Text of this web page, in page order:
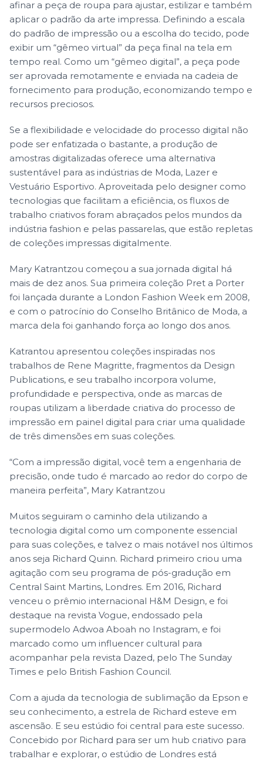
afinar a peça de roupa para ajustar, estilizar e também
aplicar o padrão da arte impressa. Definindo a escala
do padrão de impressão ou a escolha do tecido, pode
exibir um “gêmeo virtual” da peça final na tela em
tempo real. Como um “gêmeo digital”, a peça pode
ser aprovada remotamente e enviada na cadeia de
fornecimento para produção, economizando tempo e
recursos preciosos.
Se a flexibilidade e velocidade do processo digital não
pode ser enfatizada o bastante, a produção de
amostras digitalizadas oferece uma alternativa
sustentável para as indústrias de Moda, Lazer e
Vestuário Esportivo. Aproveitada pelo designer como
tecnologias que facilitam a eficiência, os fluxos de
trabalho criativos foram abraçados pelos mundos da
indústria fashion e pelas passarelas, que estão repletas
de coleções impressas digitalmente.
Mary Katrantzou começou a sua jornada digital há
mais de dez anos. Sua primeira coleção Pret a Porter
foi lançada durante a London Fashion Week em 2008,
e com o patrocínio do Conselho Britânico de Moda, a
marca dela foi ganhando força ao longo dos anos.
Katrantou apresentou coleções inspiradas nos
trabalhos de Rene Magritte, fragmentos da Design
Publications, e seu trabalho incorpora volume,
profundidade e perspectiva, onde as marcas de
roupas utilizam a liberdade criativa do processo de
impressão em painel digital para criar uma qualidade
de três dimensões em suas coleções.
“Com a impressão digital, você tem a engenharia de
precisão, onde tudo é marcado ao redor do corpo de
maneira perfeita”, Mary Katrantzou
Muitos seguiram o caminho dela utilizando a
tecnologia digital como um componente essencial
para suas coleções, e talvez o mais notável nos últimos
anos seja Richard Quinn. Richard primeiro criou uma
agitação com seu programa de pós-gradução em
Central Saint Martins, Londres. Em 2016, Richard
venceu o prêmio internacional H&M Design, e foi
destaque na revista Vogue, endossado pela
supermodelo Adwoa Aboah no Instagram, e foi
marcado como um influencer cultural para
acompanhar pela revista Dazed, pelo The Sunday
Times e pelo British Fashion Council.
Com a ajuda da tecnologia de sublimação da Epson e
seu conhecimento, a estrela de Richard esteve em
ascensão. E seu estúdio foi central para este sucesso.
Concebido por Richard para ser um hub criativo para
trabalhar e explorar, o estúdio de Londres está